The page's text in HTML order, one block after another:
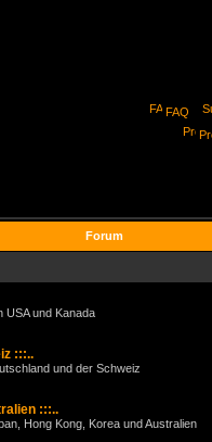
FAQ
Forum
USA und Kanada
:::..
und der Schweiz
:::..
Hong Kong, Korea und Australien